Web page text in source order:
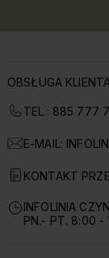
OBSŁUGA KLIENTA
TEL.: 885 777
E-MAIL:
KONTAKT
INFOLINIA
PN.- PT. 8:00 -